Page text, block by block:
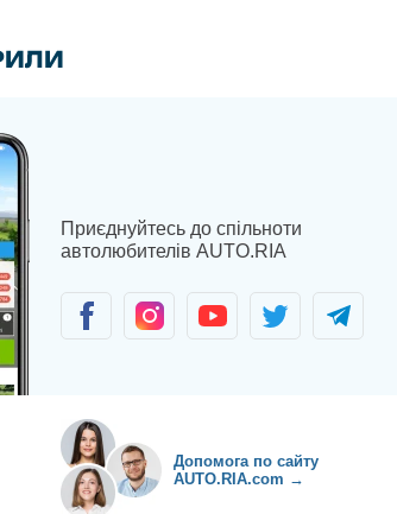
Приєднуйтесь до спільноти
автолюбителів AUTO.RIA
Допомога по сайту
AUTO.RIA.com →